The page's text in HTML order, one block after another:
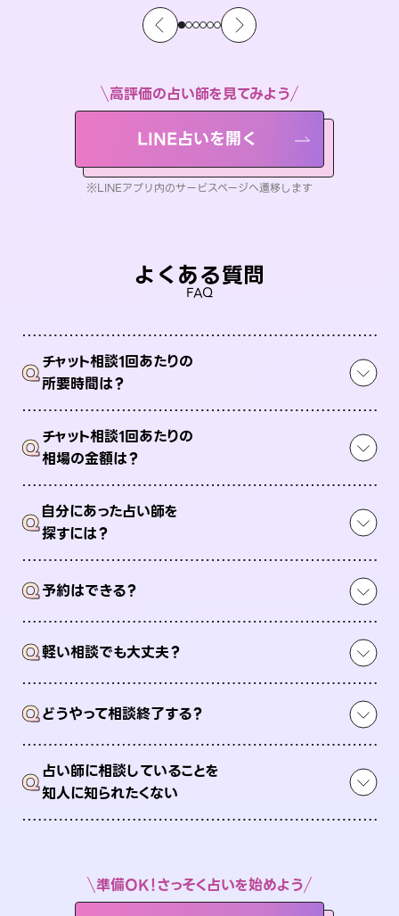
高評価の占い師を見てみよう
LINE占いを開く
※LINEアプリ内のサービスページへ遷移します
よくある質問
FAQ
Qチャット相談1回あたりの
所要時間は？
Qチャット相談1回あたりの
相場の金額は？
Q自分にあった占い師を
探すには？
Q予約はできる？
Q軽い相談でも大丈夫？
Qどうやって相談終了する？
Q占い師に相談していることを
知人に知られたくない
準備OK！さっそく占いを始めよう